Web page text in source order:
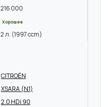
216 000
Хорошее
2 л. (1997 ccm)
CITROËN
XSARA (N1)
2.0 HDi 90